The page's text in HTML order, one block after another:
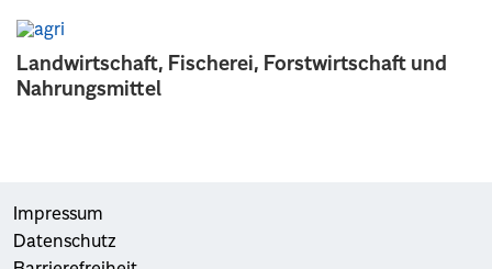
Landwirtschaft, Fischerei, Forstwirtschaft und
Nahrungsmittel
Impressum
Datenschutz